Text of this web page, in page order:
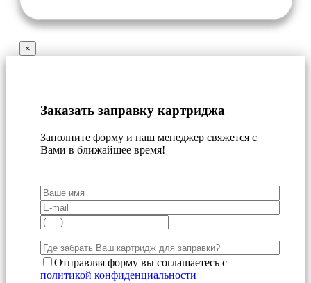
×
Заказать заправку картриджа
Заполните форму и наш менеджер свяжется с
Вами в ближайшее время!
Отправляя форму вы соглашаетесь с
политикой конфиденциальности